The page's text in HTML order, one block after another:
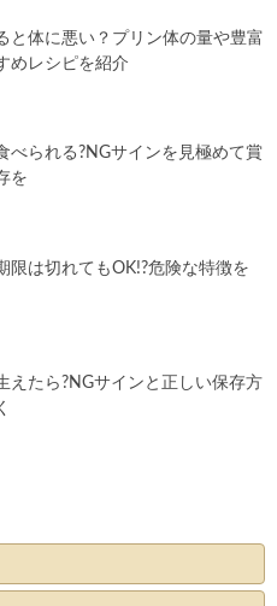
と体に悪い？プリン体の量や豊富
めレシピを紹介
べられる?NGサインを見極めて賞
を
限は切れてもOK!?危険な特徴を
えたら?NGサインと正しい保存方